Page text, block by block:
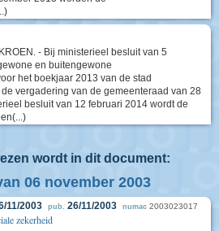
- Bij ministerieel besluit van 5
en buitengewone
het boekjaar 2013 van de stad
vergadering van de gemeenteraad van 28
besluit van 12 februari 2014 wordt de
wordt in dit document:
06 november 2003
11/2003 pub. 26/11/2003 numac 2003023017
zekerheid